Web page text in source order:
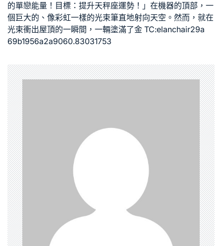
的單戀能量！目標：提升天秤座運勢！」在機器的頂部，一
個巨大的、像彩虹一樣的光束筆直地射向天空。然而，就在
光束衝出屋頂的一瞬間，一輛塗滿了金 TC:elanchair29a
69b1956a2a9060.83031753